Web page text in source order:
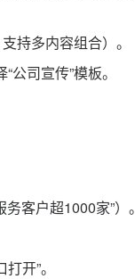
持多内容组合）。
司宣传”模板。
客户超1000家”）。
开”。